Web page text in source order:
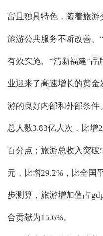
富且独具特色，随着旅游
旅游公共服务不断改善、
有效实施、“清新福建”
业迎来了高速增长的黄
游的良好内部和外部条件
总人数3.83亿人次，比增
百分点；旅游总收入突破
元，比增29.2%，比全国
步测算，旅游增加值占
合贡献为15.6%。